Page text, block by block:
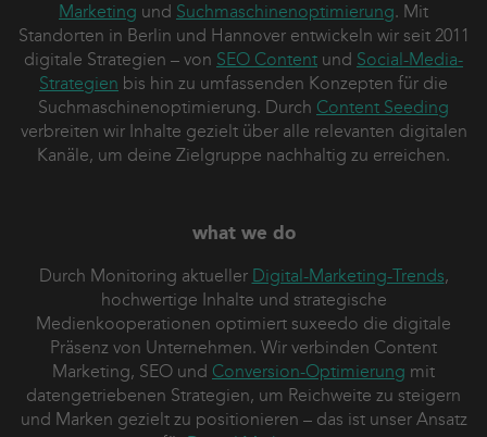
Marketing und Suchmaschinenoptimierung. Mit
Standorten in Berlin und Hannover entwickeln wir seit 2011
digitale Strategien – von SEO Content und Social-Media-
Strategien bis hin zu umfassenden Konzepten für die
Suchmaschinenoptimierung. Durch Content Seeding
verbreiten wir Inhalte gezielt über alle relevanten digitalen
Kanäle, um deine Zielgruppe nachhaltig zu erreichen.
what we do
Durch Monitoring aktueller Digital-Marketing-Trends,
hochwertige Inhalte und strategische
Medienkooperationen optimiert suxeedo die digitale
Präsenz von Unternehmen. Wir verbinden Content
Marketing, SEO und Conversion-Optimierung mit
datengetriebenen Strategien, um Reichweite zu steigern
und Marken gezielt zu positionieren – das ist unser Ansatz